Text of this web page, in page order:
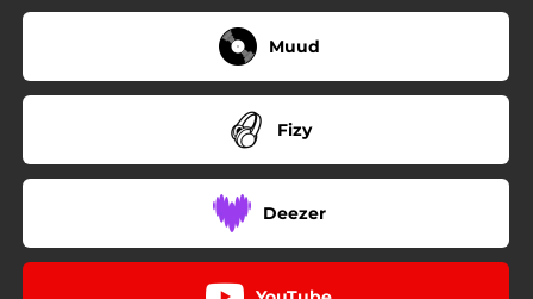
Muud
Fizy
Deezer